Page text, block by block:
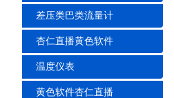
差压类巴类流量计
杏仁直播黄色软件
温度仪表
黄色软件杏仁直播